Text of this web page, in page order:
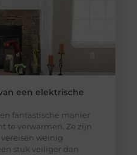
een elektrische
fantastische manier
te verwarmen. Ze zijn
weinig
stuk veiliger dan